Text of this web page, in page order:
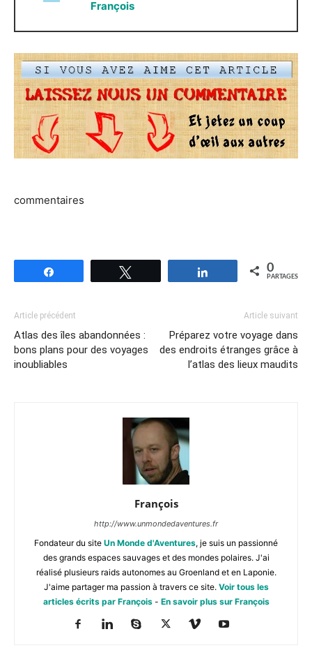
François
commentaires
Partagez 0
PARTAGES
Article précédent
Atlas des îles abandonnées :
bons plans pour des voyages
inoubliables
Article suivant
Préparez votre voyage dans
des endroits étranges grâce à
l’atlas des lieux maudits
François
http://www.unmondedaventures.fr
Fondateur du site Un Monde d'Aventures, je suis un passionné
des grands espaces sauvages et des mondes polaires. J'ai
réalisé plusieurs raids autonomes au Groenland et en Laponie.
J'aime partager ma passion à travers ce site. Voir tous les
articles écrits par François- En savoir plus sur François